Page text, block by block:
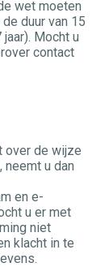
wet moeten
duur van 15
Mocht u
contact
over de wijze
neemt u dan
en e-
u er met
niet
klacht in te